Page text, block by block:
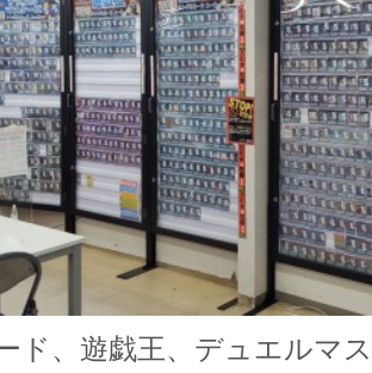
ド、遊戯王、デュエルマ